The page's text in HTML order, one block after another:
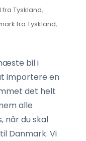
Tyskland,
fra Tyskland,
bil i
importere en
det helt
alle
når du skal
Danmark. Vi